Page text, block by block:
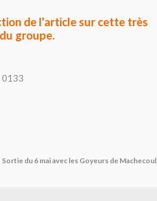
de l'article sur cette très
groupe.
Sortie du 6 mai avec les Goyeurs de Machecoul